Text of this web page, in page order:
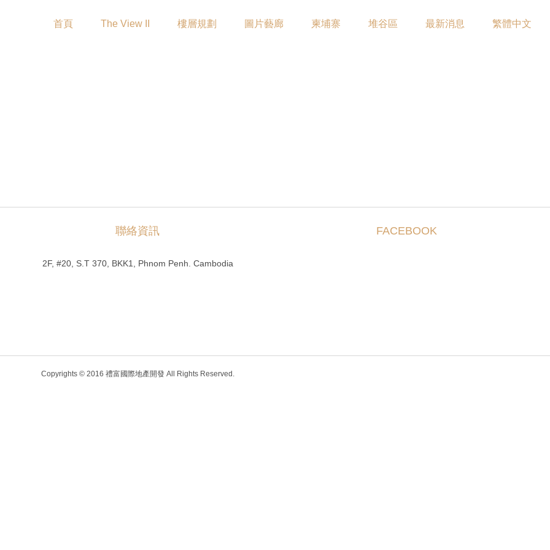
首頁 The View II 樓層規劃 圖片藝廊 柬埔寨 堆谷區 最新消息 繁體中文
聯絡資訊
2F, #20, S.T 370, BKK1, Phnom Penh. Cambodia
FACEBOOK
Copyrights © 2016 禮富國際地產開發 All Rights Reserved.